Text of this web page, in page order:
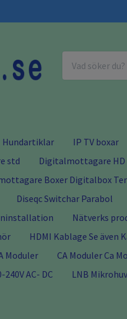
Hundartiklar IP TV boxar
std
Digitalmottagare
Boxer Digitalbox
Diseqc Switchar Parabol
Nätverks
HDMI Kablage Se även
Moduler
CA Moduler Ca
AC- DC LNB